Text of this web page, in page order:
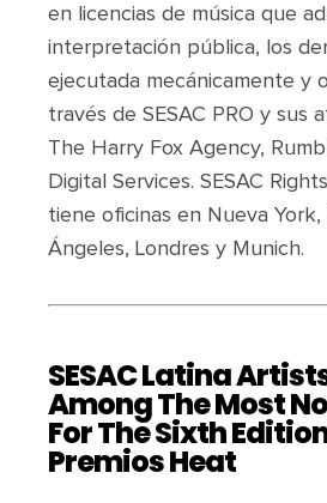
en licencias de música que
interpretación pública, los
ejecutada mecánicamente y
través de SESAC PRO y sus
The Harry Fox Agency,
Digital Services. SESAC
tiene oficinas en Nueva York,
Ángeles, Londres y Munich.
SESAC Latina
Among The Most
For The Sixth
Premios Heat